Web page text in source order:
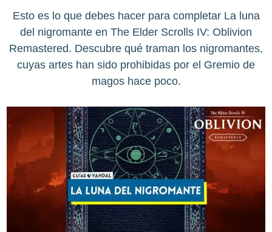
Esto es lo que debes hacer para completar La luna
del nigromante en The Elder Scrolls IV: Oblivion
Remastered. Descubre qué traman los nigromantes,
cuyas artes han sido prohibidas por el Gremio de
magos hace poco.